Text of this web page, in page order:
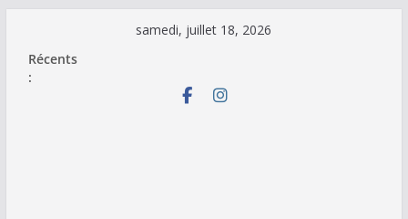
contenu
samedi, juillet 18, 2026
Récents
: